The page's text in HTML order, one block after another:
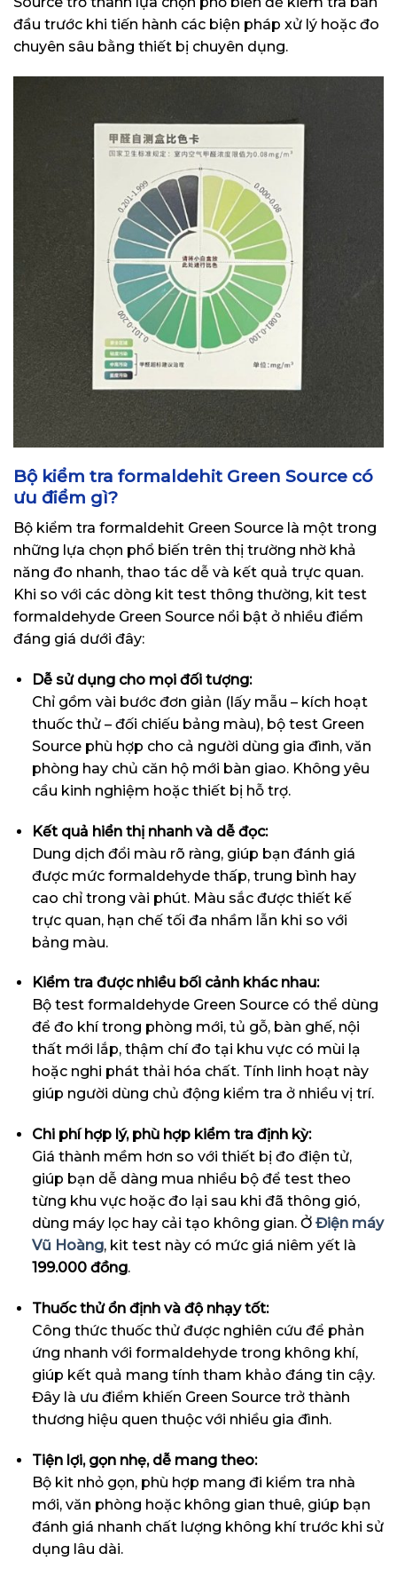
đầu trước khi tiến hành các biện pháp xử lý hoặc đo
chuyên sâu bằng thiết bị chuyên dụng.
Bộ kiểm tra formaldehit Green Source có
ưu điểm gì?
Bộ kiểm tra formaldehit Green Source là một trong
những lựa chọn phổ biến trên thị trường nhờ khả
năng đo nhanh, thao tác dễ và kết quả trực quan.
Khi so với các dòng kit test thông thường, kit test
formaldehyde Green Source nổi bật ở nhiều điểm
đáng giá dưới đây:
Dễ sử dụng cho mọi đối tượng:
Chỉ gồm vài bước đơn giản (lấy mẫu – kích hoạt
thuốc thử – đối chiếu bảng màu), bộ test Green
Source phù hợp cho cả người dùng gia đình, văn
phòng hay chủ căn hộ mới bàn giao. Không yêu
cầu kinh nghiệm hoặc thiết bị hỗ trợ.
Kết quả hiển thị nhanh và dễ đọc:
Dung dịch đổi màu rõ ràng, giúp bạn đánh giá
được mức formaldehyde thấp, trung bình hay
cao chỉ trong vài phút. Màu sắc được thiết kế
trực quan, hạn chế tối đa nhầm lẫn khi so với
bảng màu.
Kiểm tra được nhiều bối cảnh khác nhau:
Bộ test formaldehyde Green Source có thể dùng
để đo khí trong phòng mới, tủ gỗ, bàn ghế, nội
thất mới lắp, thậm chí đo tại khu vực có mùi lạ
hoặc nghi phát thải hóa chất. Tính linh hoạt này
giúp người dùng chủ động kiểm tra ở nhiều vị trí.
Chi phí hợp lý, phù hợp kiểm tra định kỳ:
Giá thành mềm hơn so với thiết bị đo điện tử,
giúp bạn dễ dàng mua nhiều bộ để test theo
từng khu vực hoặc đo lại sau khi đã thông gió,
dùng máy lọc hay cải tạo không gian. Ở Điện máy
Vũ Hoàng, kit test này có mức giá niêm yết là
199.000 đồng.
Thuốc thử ổn định và độ nhạy tốt:
Công thức thuốc thử được nghiên cứu để phản
ứng nhanh với formaldehyde trong không khí,
giúp kết quả mang tính tham khảo đáng tin cậy.
Đây là ưu điểm khiến Green Source trở thành
thương hiệu quen thuộc với nhiều gia đình.
Tiện lợi, gọn nhẹ, dễ mang theo:
Bộ kit nhỏ gọn, phù hợp mang đi kiểm tra nhà
mới, văn phòng hoặc không gian thuê, giúp bạn
đánh giá nhanh chất lượng không khí trước khi sử
dụng lâu dài.